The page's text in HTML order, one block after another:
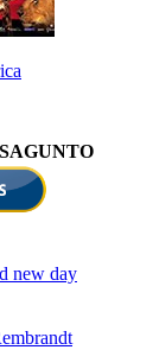
new day